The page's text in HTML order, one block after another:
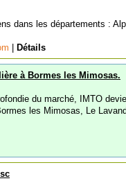
dans les départements :
Détails
à Bormes les Mimosas.
du marché, IMTO
les Mimosas, Le